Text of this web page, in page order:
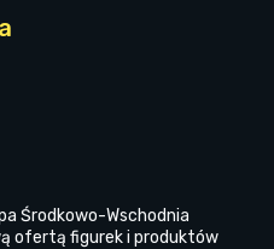
Środkowo-Wschodnia
ofertą figurek i produktów